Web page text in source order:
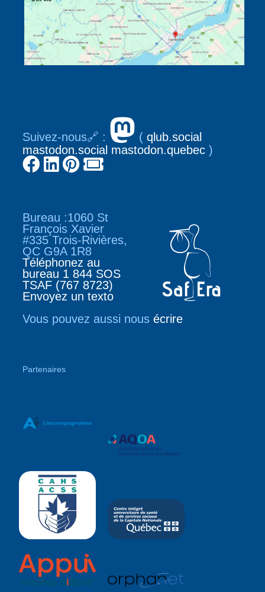
Suivez-nous🔗 : (qlub.social
mastodon.social mastodon.quebec )
Bureau :1060 St
François Xavier
#335 Trois-Rivières,
QC G9A 1R8
Téléphonez au
bureau 1 844 SOS
TSAF (767 8723)
Envoyez un texto
Vous pouvez aussi nousécrire
Partenaires